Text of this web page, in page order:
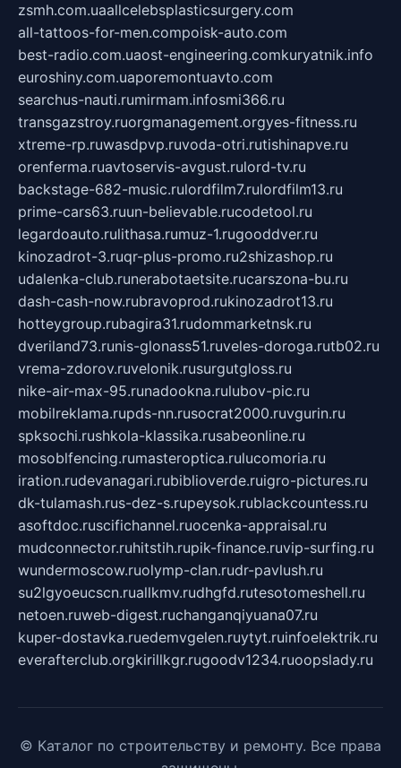
zsmh.com.uaallcelebsplasticsurgery.com
all-tattoos-for-men.compoisk-auto.com
best-radio.com.uaost-engineering.comkuryatnik.info
euroshiny.com.uaporemontuavto.com
searchus-nauti.rumirmam.infosmi366.ru
transgazstroy.ruorgmanagement.orgyes-fitness.ru
xtreme-rp.ruwasdpvp.ruvoda-otri.rutishinapve.ru
orenferma.ruavtoservis-avgust.rulord-tv.ru
backstage-682-music.rulordfilm7.rulordfilm13.ru
prime-cars63.ruun-believable.rucodetool.ru
legardoauto.rulithasa.rumuz-1.rugooddver.ru
kinozadrot-3.ruqr-plus-promo.ru2shizashop.ru
udalenka-club.runerabotaetsite.rucarszona-bu.ru
dash-cash-now.rubravoprod.rukinozadrot13.ru
hotteygroup.rubagira31.rudommarketnsk.ru
dveriland73.runis-glonass51.ruveles-doroga.rutb02.ru
vrema-zdorov.ruvelonik.rusurgutgloss.ru
nike-air-max-95.runadookna.rulubov-pic.ru
mobilreklama.rupds-nn.rusocrat2000.ruvgurin.ru
spksochi.rushkola-klassika.rusabeonline.ru
mosoblfencing.rumasteroptica.rulucomoria.ru
iration.rudevanagari.rubiblioverde.ruigro-pictures.ru
dk-tulamash.rus-dez-s.rupeysok.rublackcountess.ru
asoftdoc.ruscifichannel.ruocenka-appraisal.ru
mudconnector.ruhitstih.rupik-finance.ruvip-surfing.ru
wundermoscow.ruolymp-clan.rudr-pavlush.ru
su2lgyoeucscn.ruallkmv.rudhgfd.rutesotomeshell.ru
netoen.ruweb-digest.ruchanganqiyuana07.ru
kuper-dostavka.ruedemvgelen.ruytyt.ruinfoelektrik.ru
everafterclub.orgkirillkgr.rugoodv1234.ruoopslady.ru
© Каталог по строительству и ремонту. Все права